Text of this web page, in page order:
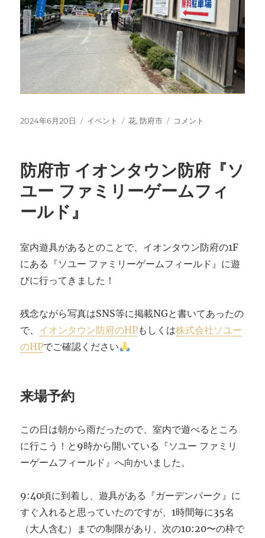
投
2024年6月20日
カ
ー
イベント
タ
花,防府市
防
ジ
イ
東
寺
弥
陀
コメント
防府市 イオンタウン防府『ソ
ユー ファミリーゲームフィ
ールド』
室内遊具があるとのことで、イオンタウン防府の1F
にある『ソユー ファミリーゲームフィールド』に遊
びに行ってきました！
残念ながら写真はSNS等に掲載NGと書いてあったの
で、 イオンタウン防府のHPもしくは株式会社ソユー
のHPでご確認ください
来場予約
この日は朝から雨だったので、室内で遊べるところ
に行こう！と9時から開いている『ソユー ファミリ
ーゲームフィールド』へ向かいました。
9:40頃に到着し、遊具がある『ガーデンパーク』に
すぐ入れると思っていたのですが、1時間毎に35名
（大人含む）までの制限があり、次の10:20〜の枠で